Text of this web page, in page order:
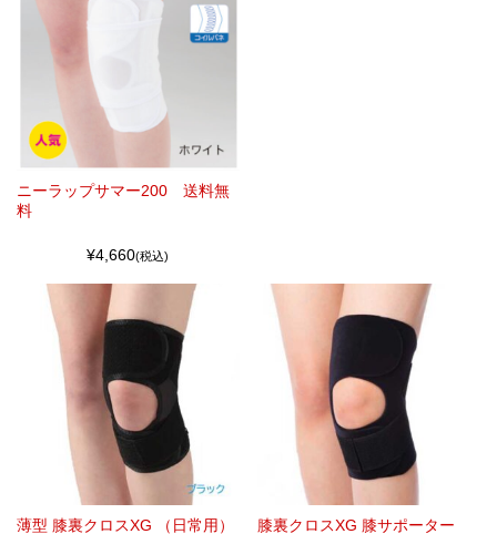
ニーラップサマー200 送料無
料
¥4,660(税込)
薄型 膝裏クロスXG （日常用） 膝裏クロスXG 膝サポーター